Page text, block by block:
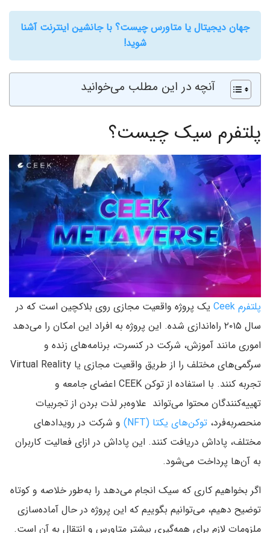
جهان دیجیتال یا متاورس چیست؟ با جانشین اینترنت آشنا
شوید!
آنچه در این مطلب می‌خوانید
پلتفرم سیک چیست؟
پلتفرم Ceek
یک پروژه واقعیت مجازی روی بلاکچین است که در
سال ۲۰۱۵ راه‌اندازی شده. این پروژه به افراد این امکان را می‌دهد
اموری مانند آموزش، شرکت در کنسرت‌، برنامه‌های زنده و
سرگمی‌های مختلف را از طریق واقعیت مجازی یا Virtual Reality
تجربه کنند. با استفاده از توکن CEEK اعضای جامعه و
تهییه‌کنندگان محتوا می‌تواند علاوه‌بر لذت بردن از تجربیات
منحصربه‌فرد، توکن‌های یکتا (NFT)
و شرکت در رویدادهای
مختلف، پاداش دریافت کنند. این پاداش در ازای فعالیت کاربران
به آن‌ها پرداخت می‌شود.
اگر بخواهیم کاری که سیک انجام می‌دهد را به‌طور خلاصه و کوتاه
توضیح دهیم، می‌توانیم بگوییم که این پروژه در حال آماده‌سازی
ملزومات لازم برای همه‌گیری بیشتر متاورس و انتقال به آن است.